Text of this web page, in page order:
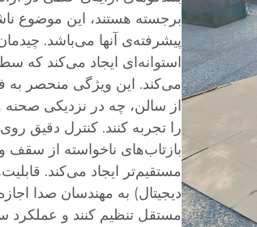
برجسته هستند، این موضوع
پیشرفته‌ی آنها می‌باشد.
استوانه‌ای ایجاد می‌کند که
می‌کند. این ویژگی منحصر به
از سالن، چه در نزدیکی
را تجربه کنند. کنترل دقیق
بازتاب‌های ناخواسته از
دیجیتال) به مهندسان صدا
مستقل تنظیم کنند و عملکرد